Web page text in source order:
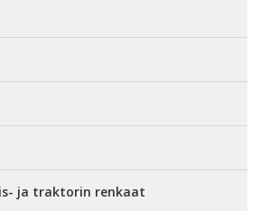
ja traktorin renkaat